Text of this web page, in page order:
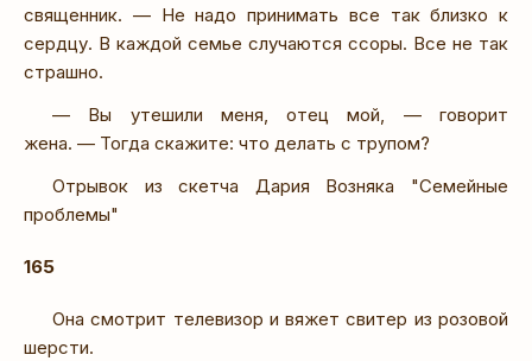
священник. — Не надо принимать все так близко к
сердцу. В каждой семье случаются ссоры. Все не так
страшно.
— Вы утешили меня, отец мой, — говорит
жена. — Тогда скажите: что делать с трупом?
Отрывок из скетча Дария Возняка "Семейные
проблемы"
165
Она смотрит телевизор и вяжет свитер из розовой
шерсти.